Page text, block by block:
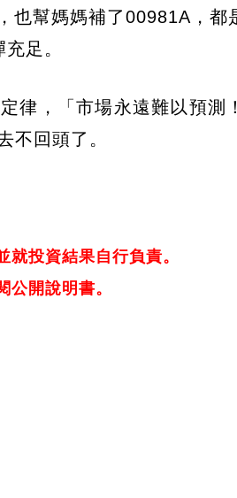
幫媽媽補了00981A，都
足。
律，「市場永遠難以預測
不回頭了。
投資結果自行負責。
開說明書。